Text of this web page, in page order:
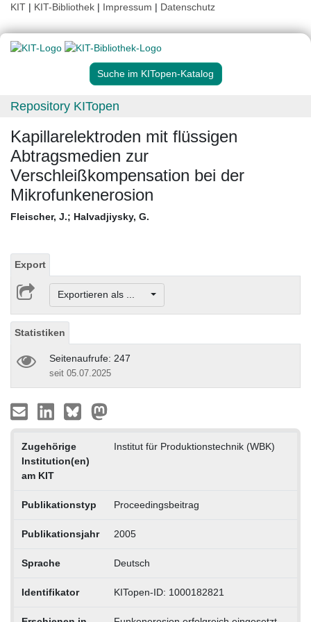
KIT | KIT-Bibliothek | Impressum | Datenschutz
Suche im KITopen-Katalog
Repository KITopen
Kapillarelektroden mit flüssigen
Abtragsmedien zur
Verschleißkompensation bei der
Mikrofunkenerosion
Fleischer, J.; Halvadjiysky, G.
Export
Exportieren als ...
Statistiken
Seitenaufrufe: 247
seit 05.07.2025
Zugehörige
Institution(en)
am KIT
Institut für Produktionstechnik (WBK)
Publikationstyp Proceedingsbeitrag
Publikationsjahr 2005
Sprache Deutsch
Identifikator KITopen-ID: 1000182821